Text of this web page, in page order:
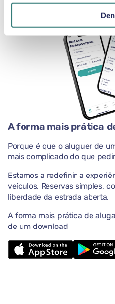
A forma mais prática
Porque é que o aluguer de
mais complicado do que
Estamos a redefinir a
veículos. Reservas simples,
liberdade da estrada aberta.
A forma mais prática de
de um download.